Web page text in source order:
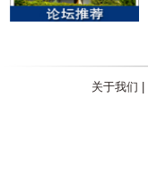
关于我们